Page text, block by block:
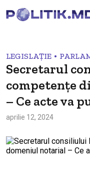
LEGISLAȚIE •
Secretarul
competențe
– Ce acte va
aprilie 12, 2024